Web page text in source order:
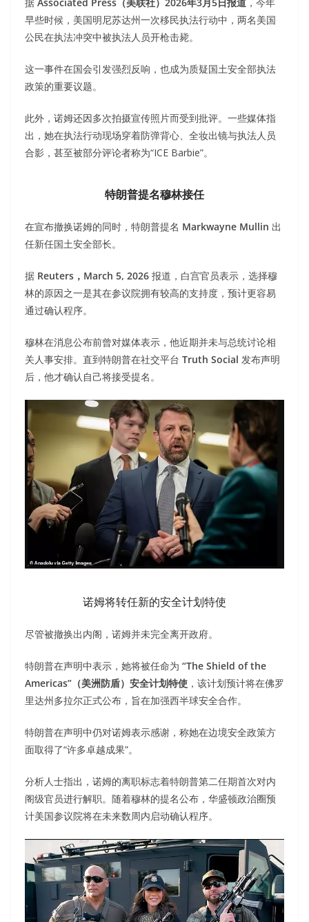
早些时候，美国明尼苏达州一次移民执法行动中，两名美国
公民在执法冲突中被执法人员开枪击毙。
这一事件在国会引发强烈反响，也成为质疑国土安全部执法
政策的重要议题。
此外，诺姆还因多次拍摄宣传照片而受到批评。一些媒体指
出，她在执法行动现场穿着防弹背心、全妆出镜与执法人员
合影，甚至被部分评论者称为“ICE Barbie”。
特朗普提名穆林接任
在宣布撤换诺姆的同时，特朗普提名 Markwayne Mullin 出
任新任国土安全部长。
据 Reuters，March 5, 2026 报道，白宫官员表示，选择穆
林的原因之一是其在参议院拥有较高的支持度，预计更容易
通过确认程序。
穆林在消息公布前曾对媒体表示，他近期并未与总统讨论相
关人事安排。直到特朗普在社交平台 Truth Social 发布声明
后，他才确认自己将接受提名。
诺姆将转任新的安全计划特使
尽管被撤换出内阁，诺姆并未完全离开政府。
特朗普在声明中表示，她将被任命为 “The Shield of the
Americas”（美洲防盾）安全计划特使 ，该计划预计将在佛罗
里达州多拉尔正式公布，旨在加强西半球安全合作。
特朗普在声明中仍对诺姆表示感谢，称她在边境安全政策方
面取得了“许多卓越成果”。
分析人士指出，诺姆的离职标志着特朗普第二任期首次对内
阁级官员进行解职。随着穆林的提名公布，华盛顿政治圈预
计美国参议院将在未来数周内启动确认程序。